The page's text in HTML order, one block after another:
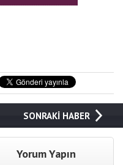
SONRAKİ HABER
Yorum Yapın